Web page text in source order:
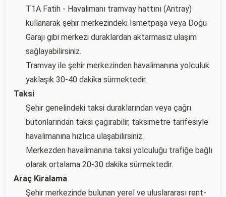
T1A Fatih - Havalimanı tramvay hattını (Antray)
kullanarak şehir merkezindeki İsmetpaşa veya Doğu
Garajı gibi merkezi duraklardan aktarmasız ulaşım
sağlayabilirsiniz.
Tramvay ile şehir merkezinden havalimanına yolculuk
yaklaşık 30-40 dakika sürmektedir.
Taksi
Şehir genelindeki taksi duraklarından veya çağrı
butonlarından taksi çağırabilir, taksimetre tarifesiyle
havalimanına hızlıca ulaşabilirsiniz.
Merkezden havalimanına taksi yolculuğu trafiğe bağlı
olarak ortalama 20-30 dakika sürmektedir.
Araç Kiralama
Şehir merkezinde bulunan yerel ve uluslararası rent-